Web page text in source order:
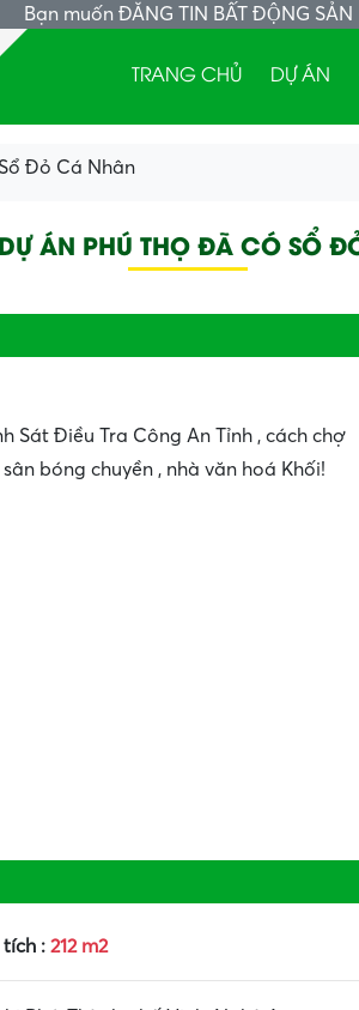
Bạn muốn ĐĂNG TIN BẤT ĐỘNG SẢN
TRANG CHỦ DỰ ÁN
Đỏ Cá Nhân
ÁN PHÚ THỌ ĐÃ CÓ SỔ
Sát Điều Tra Công An Tỉnh , cách chợ
bóng chuyền , nhà văn hoá Khối!
tích : 212 m2